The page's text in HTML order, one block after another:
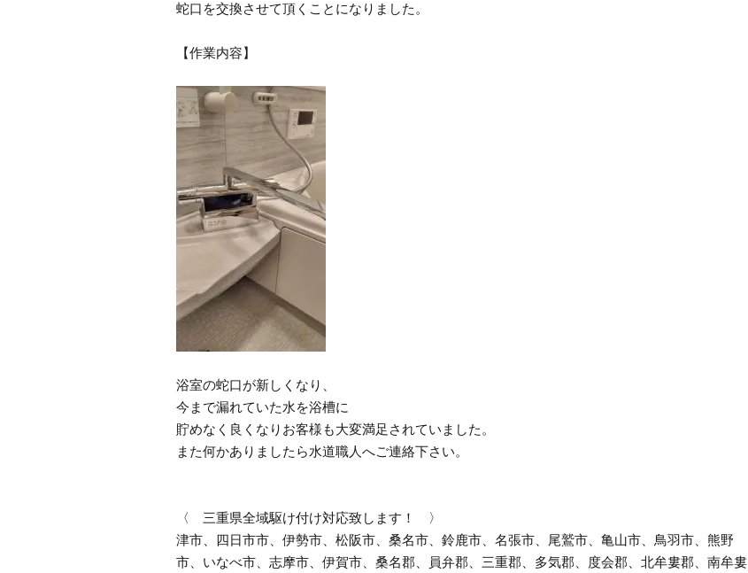
蛇口を交換させて頂くことになりました。
【作業内容】
浴室の蛇口が新しくなり、
今まで漏れていた水を浴槽に
貯めなく良くなりお客様も大変満足されていました。
また何かありましたら水道職人へご連絡下さい。
〈 三重県全域駆け付け対応致します！ 〉
津市、四日市市、伊勢市、松阪市、桑名市、鈴鹿市、名張市、尾鷲市、亀山市、鳥羽市、熊野
市、いなべ市、志摩市、伊賀市、桑名郡、員弁郡、三重郡、多気郡、度会郡、北牟婁郡、南牟婁